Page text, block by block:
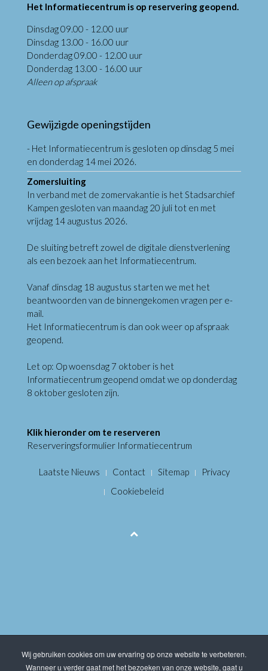
Het Informatiecentrum is op reservering geopend.
Dinsdag 09.00 - 12.00 uur
Dinsdag 13.00 - 16.00 uur
Donderdag 09.00 - 12.00 uur
Donderdag 13.00 - 16.00 uur
Alleen op afspraak
Gewijzigde openingstijden
- Het Informatiecentrum is gesloten op dinsdag 5 mei
en donderdag 14 mei 2026.
Zomersluiting
In verband met de zomervakantie is het Stadsarchief
Kampen gesloten van maandag 20 juli tot en met
vrijdag 14 augustus 2026.
De sluiting betreft zowel de digitale dienstverlening
als een bezoek aan het Informatiecentrum.
Vanaf dinsdag 18 augustus starten we met het
beantwoorden van de binnengekomen vragen per e-
mail.
Het Informatiecentrum is dan ook weer op afspraak
geopend.
Let op: Op woensdag 7 oktober is het
Informatiecentrum geopend omdat we op donderdag
8 oktober gesloten zijn.
Klik hieronder om te reserveren
Reserveringsformulier Informatiecentrum
Laatste Nieuws Contact Sitemap
Privacy
Cookiebeleid
Wij gebruiken cookies om uw ervaring op onze website te verbeteren.
Wanneer u verder gaat met het bezoeken van onze website, gaat u